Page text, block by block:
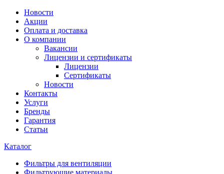
Новости
Акции
Оплата и доставка
О компании
Вакансии
Лицензии и сертификаты
Лицензии
Сертификаты
Новости
Контакты
Услуги
Бренды
Гарантия
Статьи
Каталог
Фильтры для вентиляции
Фильтрующие материалы